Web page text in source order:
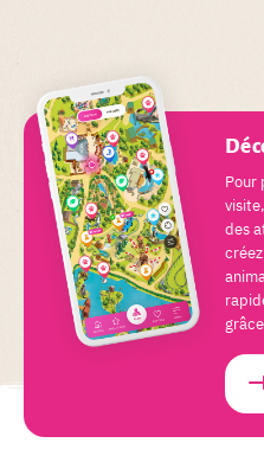
Pour
des